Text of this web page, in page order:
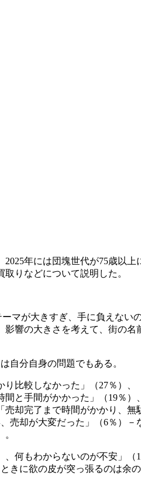
年には団塊世代が75歳以上
りなどについて説明した。
マが大きすぎ、手に負えない
響の大きさを考えて、街の名
自分自身の問題でもある。
比較しなかった」（27％）、
と手間がかかった」（19％）
却完了まで時間がかかり、無
売却が大変だった」（6％）
何もわからないのが不安」（
きに欲の皮が突っ張るのは余